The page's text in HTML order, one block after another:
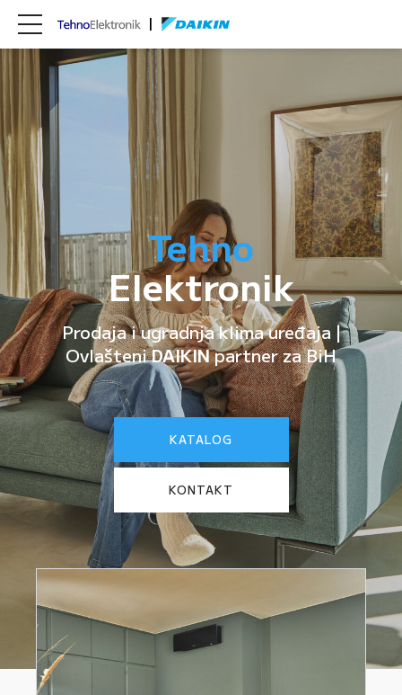
Tehno
Elektronik
Prodaja i ugradnja klima uređaja |
OvlašteniDAIKINpartner za BiH
KATALOG
KONTAKT